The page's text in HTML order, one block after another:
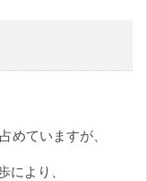
めていますが、
により、